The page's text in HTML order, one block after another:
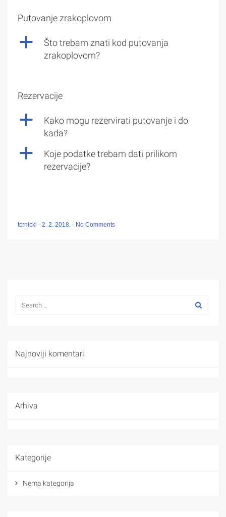
Putovanje zrakoplovom
a
Što trebam znati kod putovanja
zrakoplovom?
Rezervacije
a
Kako mogu rezervirati putovanje i do
kada?
a
Koje podatke trebam dati prilikom
rezervacije?
tcrnicki - 2. 2. 2018. - No Comments
Najnoviji komentari
Arhiva
Kategorije
Nema kategorija